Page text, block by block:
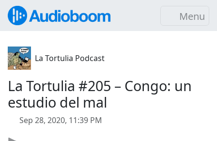
Menu
La Tortulia Podcast
La Tortulia #205 – Congo: un
estudio del mal
Sep 28, 2020, 11:39 PM